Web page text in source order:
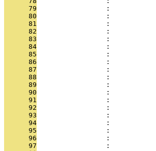
      79
:
      80
:
      81
:
      82
:
      83
:
      84
:
      85
:
      86
:
      87
:
      88
:
      89
:
      90
:
      91
:
      92
:
      93
:
      94
:
      95
:
      96
:
      97
: